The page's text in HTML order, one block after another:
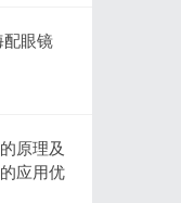
配眼镜
原理及
应用优